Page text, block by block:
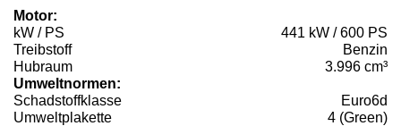
Motor:
kW / PS
441 kW / 600 PS
Treibstoff
Benzin
Hubraum
3.996 cm³
Umweltnormen:
Schadstoffklasse
Euro6d
Umweltplakette
4 (Green)